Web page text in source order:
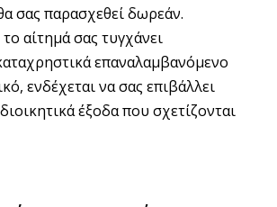
σας παρασχεθεί δωρεάν.
αίτημά σας τυγχάνει
επαναλαμβανόμενο
ενδέχεται να σας επιβάλλει
έξοδα που σχετίζονται